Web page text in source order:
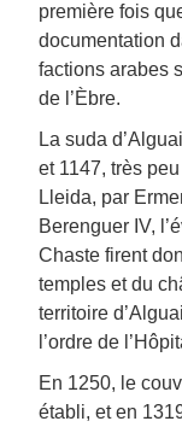
première fois
documentation
factions arabes
de l’Èbre.
La suda
et 1147, très
Lleida, par
Berenguer IV,
Chaste firent
temples et du
territoire
l’ordre de
En 1250, le
établi, et en